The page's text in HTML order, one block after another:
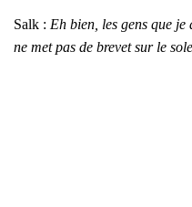
Salk : Eh bien, les gens que
ne met pas de bre­vet sur le